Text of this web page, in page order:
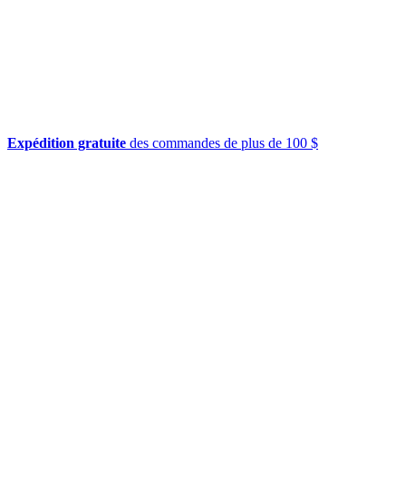
Expédition gratuite des commandes de plus de 100 $